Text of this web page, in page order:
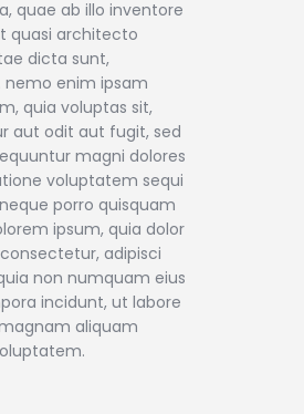
quae ab illo inventore
quasi architecto
dicta sunt,
nemo enim ipsam
quia voluptas sit,
aut odit aut fugit, sed
magni dolores
voluptatem sequi
porro quisquam
ipsum, quia dolor
adipisci
non numquam eius
incidunt, ut labore
aliquam